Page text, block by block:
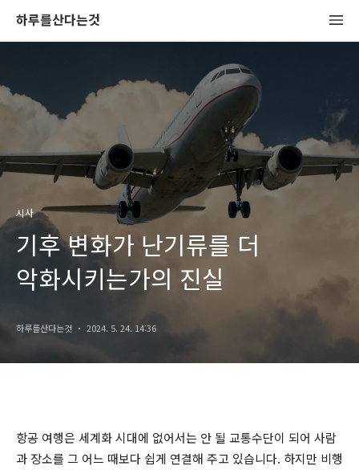
하루를산다는것
시사
기후 변화가 난기류를 더
악화시키는가의 진실
하루를산다는것 2024. 5. 24. 14:36
항공 여행은 세계화 시대에 없어서는 안 될 교통수단이 되어 사람
과 장소를 그 어느 때보다 쉽게 연결해 주고 있습니다. 하지만 비행